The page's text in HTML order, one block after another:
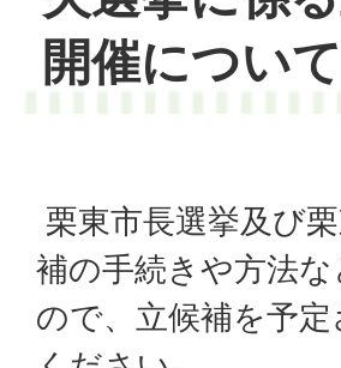
開催について
栗東市長選挙及び
補の手続きや方法
ので、立候補を予